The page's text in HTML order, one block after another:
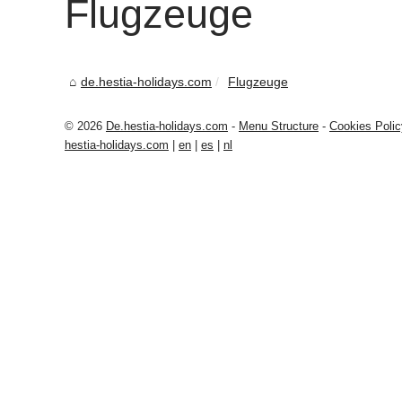
Flugzeuge
de.hestia-holidays.com Flugzeuge
© 2026 De.hestia-holidays.com - Menu Structure - Cookies
hestia-holidays.com
en es nl